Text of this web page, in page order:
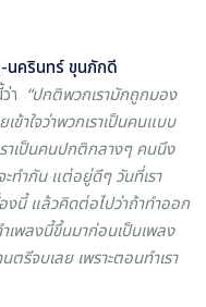
-นครินทร์ ขุนภักดี
า “ปกติพวกเรามักถูกมอง
าใจว่าพวกเราเป็นคนแบบ
าเป็นคนปกติกลางๆ คนนึง
ทำกัน แต่อยู่ดีๆ วันที่เรา
งนี้ แล้วคิดต่อไปว่าถ้าทำออก
เพลงนี้ขึ้นมาก่อนเป็นเพลง
ตรีจบเลย เพราะตอนทำเรา